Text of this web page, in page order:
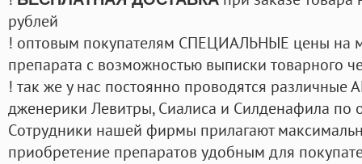
рублей
! оптовым покупателям СПЕЦИАЛЬНЫЕ цены на
препарата с возможностью выписки товарного
! так же у нас постоянно проводятся
дженерики Левитры, Сиалиса и Силденафила по
Cотрудники нашей фирмы прилагают
приобретение препаратов удобным для